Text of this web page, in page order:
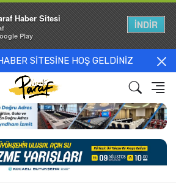
SİTESİNE HOŞ GELDİNİZ
Haber Sitesi
Play
İNDİR